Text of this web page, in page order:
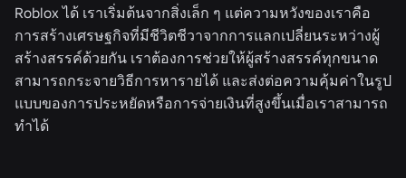
Roblox ได้ เราเริ่มต้นจากสิ่งเล็ก ๆ แต่ความหวังของเราคือ
การสร้างเศรษฐกิจที่มีชีวิตชีวาจากการแลกเปลี่ยนระหว่างผู้
สร้างสรรค์ด้วยกัน เราต้องการช่วยให้ผู้สร้างสรรค์ทุกขนาด
สามารถกระจายวิธีการหารายได้ และส่งต่อความคุ้มค่าในรูป
แบบของการประหยัดหรือการจ่ายเงินที่สูงขึ้นเมื่อเราสามารถ
ทำได้